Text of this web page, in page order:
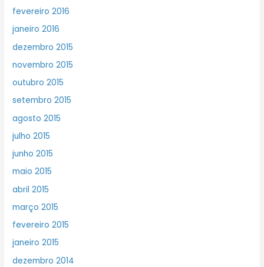
fevereiro 2016
janeiro 2016
dezembro 2015
novembro 2015
outubro 2015
setembro 2015
agosto 2015
julho 2015
junho 2015
maio 2015
abril 2015
março 2015
fevereiro 2015
janeiro 2015
dezembro 2014